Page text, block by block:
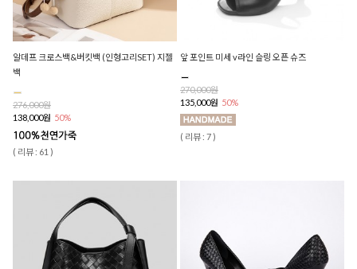
알데프 크로스백&버킷백 (인형고리SET) 지젤
백
276,000원
138,000원 50%
( 리뷰 : 61 )
앞 포인트 미세 v라인 슬링 오픈 슈즈
270,000원
135,000원 50%
( 리뷰 : 7 )